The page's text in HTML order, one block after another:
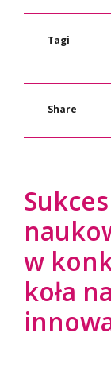
Tagi
Share
w
koła